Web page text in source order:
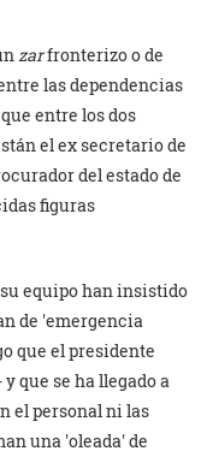
zarfronterizo o de
las dependencias
entre los dos
el ex secretario de
del estado de
figuras
equipo han insistido
de emergencia
que el presidente
que se ha llegado a
el personal ni las
una oleada de